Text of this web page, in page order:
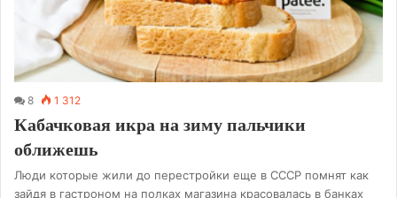
8 1 312
Кабачковая икра на зиму пальчики
оближешь
Люди которые жили до перестройки еще в СССР помнят как
зайдя в гастроном на полках магазина красовалась в банках